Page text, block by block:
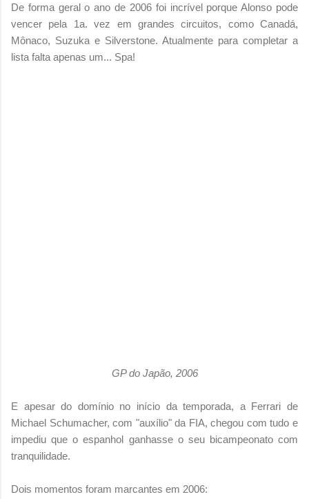
De forma geral o ano de 2006 foi incrível porque Alonso pode
vencer pela 1a. vez em grandes circuitos, como Canadá,
Mônaco, Suzuka e Silverstone. Atualmente para completar a
lista falta apenas um... Spa!
GP do Japão, 2006
E apesar do domínio no início da temporada, a Ferrari de
Michael Schumacher, com "auxílio" da FIA, chegou com tudo e
impediu que o espanhol ganhasse o seu bicampeonato com
tranquilidade.
Dois momentos foram marcantes em 2006: